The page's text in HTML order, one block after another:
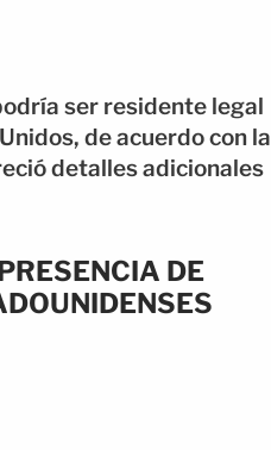
ser residente legal
de acuerdo con la
detalles adicionales
DE